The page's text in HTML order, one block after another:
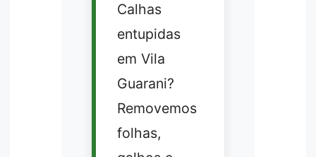
Calhas
entupidas
em Vila
Guarani?
Removemos
folhas,